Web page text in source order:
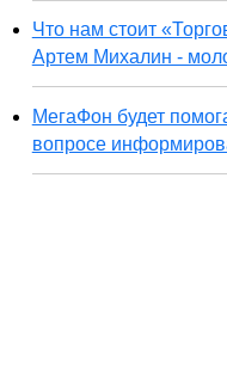
Что нам стоит
Артем Михалин -
МегаФон будет
вопросе